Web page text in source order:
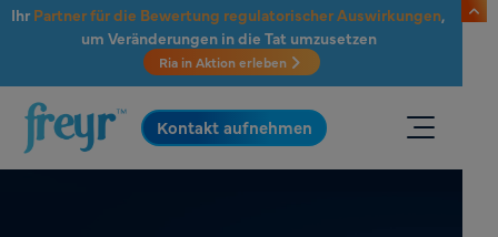
Zum Hauptinhalt springen
Ihr Partner für die Bewertung regulatorischer Auswirkungen,
um Veränderungen in die Tat umzusetzen
Ria in Aktion erleben
.
Kontakt aufnehmen